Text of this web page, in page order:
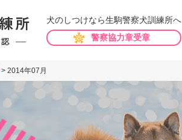
犬のしつけなら生駒警察犬訓練所へ
警察協力章受章
> 2014年07月